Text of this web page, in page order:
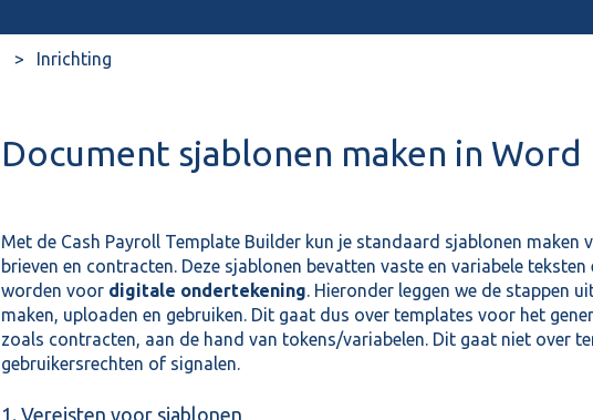
Inrichting
Document sjablonen maken in Word
Met de Cash Payroll Template Builder kun je standaard sjablonen maken
brieven en contracten. Deze sjablonen bevatten vaste en variabele teksten
worden voor digitale ondertekening. Hieronder leggen we de stappen
maken, uploaden en gebruiken. Dit gaat dus over templates voor het
zoals contracten, aan de hand van tokens/variabelen. Dit gaat niet over
gebruikersrechten of signalen.
1. Vereisten voor sjablonen